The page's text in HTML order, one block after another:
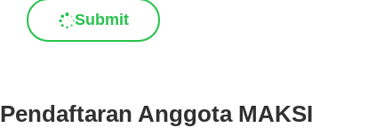
Submit
Pendaftaran Anggota MAKSI